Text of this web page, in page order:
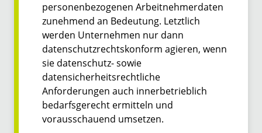
personenbezogenen Arbeitnehmerdaten
zunehmend an Bedeutung. Letztlich
werden Unternehmen nur dann
datenschutzrechtskonform agieren, wenn
sie datenschutz- sowie
datensicherheitsrechtliche
Anforderungen auch innerbetrieblich
bedarfsgerecht ermitteln und
vorausschauend umsetzen.